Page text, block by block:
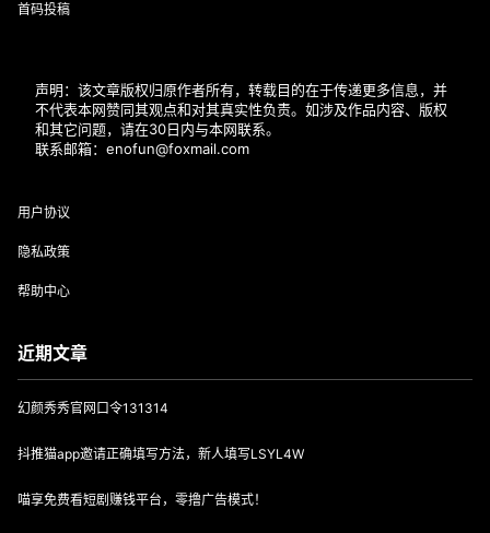
首码投稿
声明：该文章版权归原作者所有，转载目的在于传递更多信息，并
不代表本网赞同其观点和对其真实性负责。如涉及作品内容、版权
和其它问题，请在30日内与本网联系。
联系邮箱：enofun@foxmail.com
用户协议
隐私政策
帮助中心
近期文章
幻颜秀秀官网口令131314
抖推猫app邀请正确填写方法，新人填写LSYL4W
喵享免费看短剧赚钱平台，零撸广告模式！